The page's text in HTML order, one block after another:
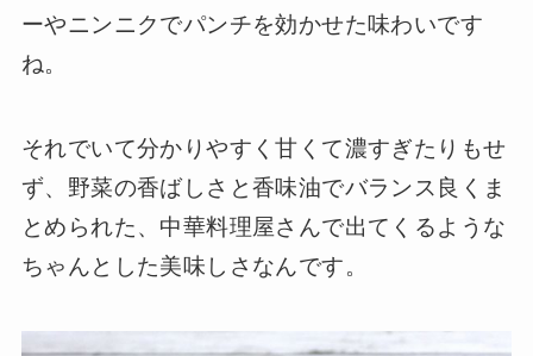
ーやニンニクでパンチを効かせた味わいです
ね。
それでいて分かりやすく甘くて濃すぎたりもせ
ず、野菜の香ばしさと香味油でバランス良くま
とめられた、中華料理屋さんで出てくるような
ちゃんとした美味しさなんです。